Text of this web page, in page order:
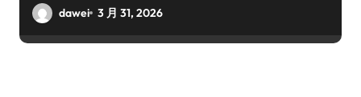
dawei 3 月 31, 2026